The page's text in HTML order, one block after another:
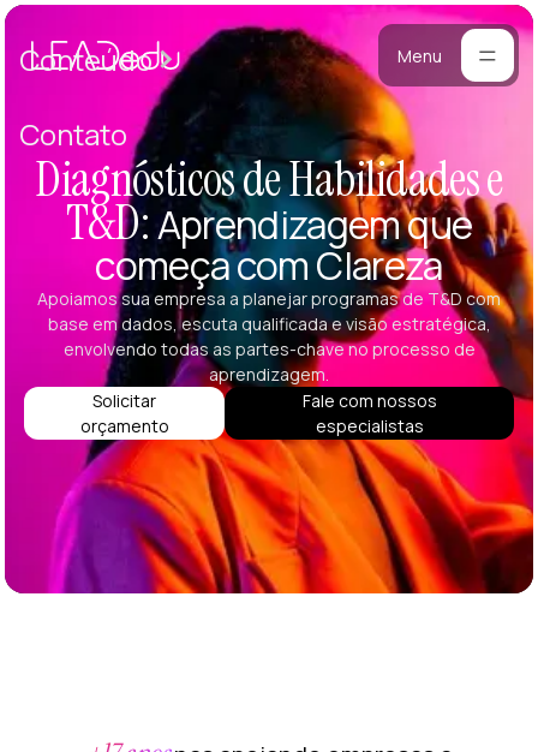
Menu
Building
Lideranças
Metodologia
Portfólio
Conteúdo
Cases
Blog
Materiais
Contato
Diagnósticos de Habilidades e
T&D:Aprendizagem que
começa com Clareza
Apoiamos sua empresa a planejar programas de T&D com
base em dados, escuta qualificada e visão estratégica,
envolvendo todas as partes-chave no processo de
aprendizagem.
Solicitar
orçamento
Fale com nossos
especialistas